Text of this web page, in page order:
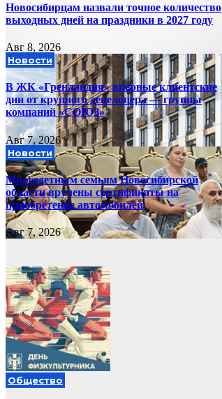
Новосибирцам назвали точное количество
выходных дней на праздники в 2027 году
Авг 8, 2026
Новости
В ЖК «Гренландия» впервые клиентские
дни от крупного девелопера — группы
компаний «СОЮЗ»
Авг 7, 2026
Новости
Многодетным семьям Новосибирской
области вручены сертификаты на
приобретение автомобилей
Авг 7, 2026
Общество